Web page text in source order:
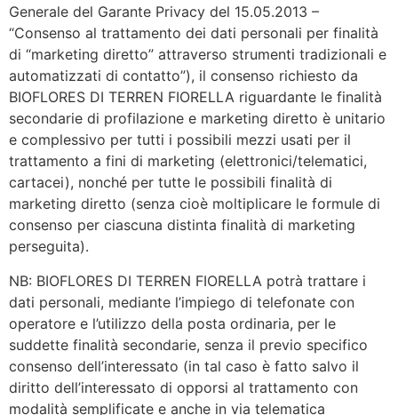
Generale del Garante Privacy del 15.05.2013 –
“Consenso al trattamento dei dati personali per finalità
di “marketing diretto” attraverso strumenti tradizionali e
automatizzati di contatto”), il consenso richiesto da
BIOFLORES DI TERREN FIORELLA riguardante le finalità
secondarie di profilazione e marketing diretto è unitario
e complessivo per tutti i possibili mezzi usati per il
trattamento a fini di marketing (elettronici/telematici,
cartacei), nonché per tutte le possibili finalità di
marketing diretto (senza cioè moltiplicare le formule di
consenso per ciascuna distinta finalità di marketing
perseguita).
NB: BIOFLORES DI TERREN FIORELLA potrà trattare i
dati personali, mediante l’impiego di telefonate con
operatore e l’utilizzo della posta ordinaria, per le
suddette finalità secondarie, senza il previo specifico
consenso dell’interessato (in tal caso è fatto salvo il
diritto dell’interessato di opporsi al trattamento con
modalità semplificate e anche in via telematica